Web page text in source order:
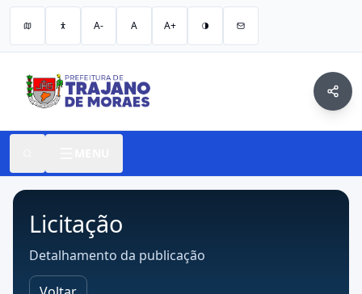
A- A A+
Licitação
Detalhamento da publicação